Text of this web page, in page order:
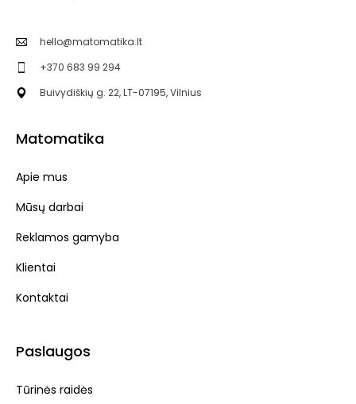
hello@matomatika.lt
+370 683 99 294
Buivydiškių g. 22, LT-07195, Vilnius
Matomatika
Apie mus
Mūsų darbai
Reklamos gamyba
Klientai
Kontaktai
Paslaugos
Tūrinės raidės